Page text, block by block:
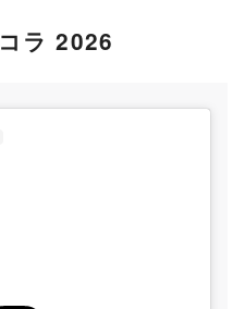
ラ 2026